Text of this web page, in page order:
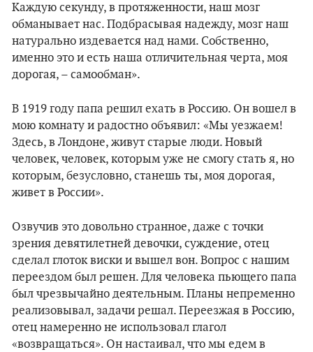
Каждую секунду, в протяженности, наш мозг
обманывает нас. Подбрасывая надежду, мозг наш
натурально издевается над нами. Собственно,
именно это и есть наша отличительная черта, моя
дорогая, – самообман».
В 1919 году папа решил ехать в Россию. Он вошел в
мою комнату и радостно объявил: «Мы уезжаем!
Здесь, в Лондоне, живут старые люди. Новый
человек, человек, которым уже не смогу стать я, но
которым, безусловно, станешь ты, моя дорогая,
живет в России».
Озвучив это довольно странное, даже с точки
зрения девятилетней девочки, суждение, отец
сделал глоток виски и вышел вон. Вопрос с нашим
переездом был решен. Для человека пьющего папа
был чрезвычайно деятельным. Планы непременно
реализовывал, задачи решал. Переезжая в Россию,
отец намеренно не использовал глагол
«возвращаться». Он настаивал, что мы едем в